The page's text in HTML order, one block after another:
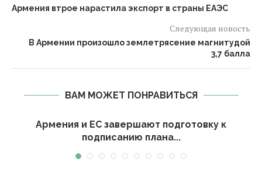
Армения втрое нарастила экспорт в страны ЕАЭС
Следующая новость
В Армении произошло землетрясение магнитудой
3,7 балла
ВАМ МОЖЕТ ПОНРАВИТЬСЯ
Армения и ЕС завершают подготовку к
подписанию плана...